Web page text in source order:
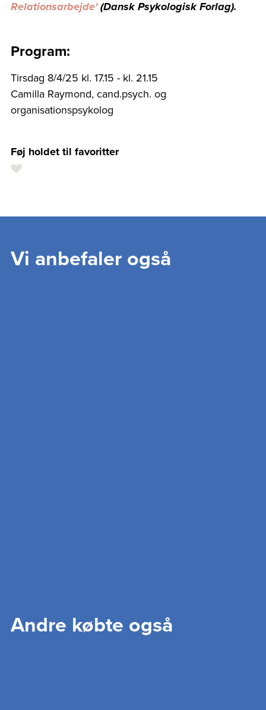
Relationsarbejde'(Dansk Psykologisk Forlag).
Program:
Tirsdag 8/4/25 kl. 17.15 - kl. 21.15
Camilla Raymond, cand.psych. og
organisationspsykolog
Føj holdet til favoritter
Vi anbefaler også
Andre købte også